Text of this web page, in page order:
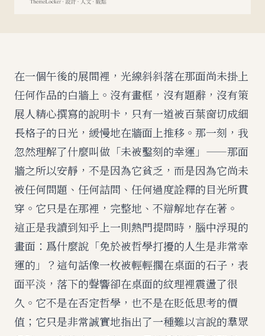
在一個午後的展間裡，光線斜斜落在那面尚未掛上
任何作品的白牆上。沒有畫框，沒有題辭，沒有策
展人精心撰寫的說明卡，只有一道被百葉窗切成細
長格子的日光，緩慢地在牆面上推移。那一刻，我
忽然理解了什麼叫做「未被鑿刻的幸運」——那面
牆之所以安靜，不是因為它貧乏，而是因為它尚未
被任何問題、任何詰問、任何過度詮釋的目光所貫
穿。它只是在那裡，完整地、不辯解地存在著。
這正是我讀到知乎上一則熱門提問時，腦中浮現的
畫面：爲什麼說「免於被哲學打擾的人生是非常幸
運的」？這句話像一枚被輕輕擱在桌面的石子，表
面平淡，落下的聲響卻在桌面的紋理裡震盪了很
久。它不是在否定哲學，也不是在貶低思考的價
值；它只是非常誠實地指出了一種難以言說的羣眾